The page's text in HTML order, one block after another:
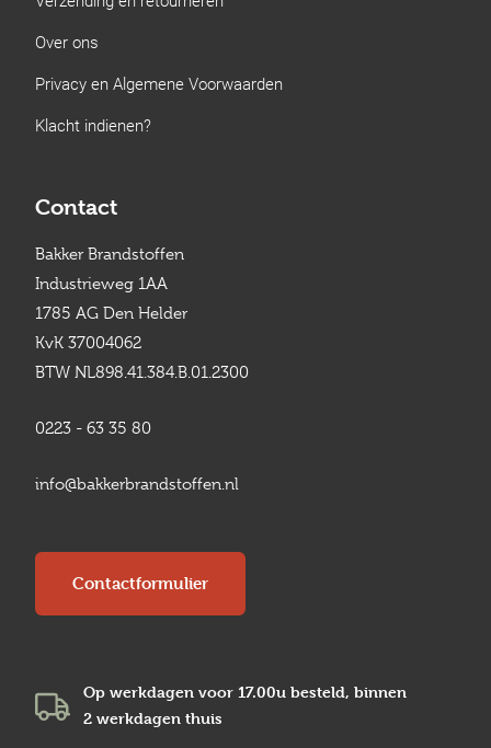
Over ons
Privacy en Algemene Voorwaarden
Klacht indienen?
Contact
Bakker Brandstoffen
Industrieweg 1AA
1785 AG Den Helder
KvK 37004062
BTW NL898.41.384.B.01.2300
0223 - 63 35 80
info@bakkerbrandstoffen.nl
Contactformulier
Op werkdagen voor 17.00u besteld, binnen
2 werkdagen thuis